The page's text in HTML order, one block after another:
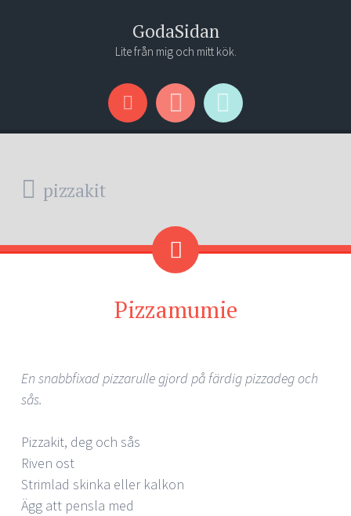
GodaSidan
Lite från mig och mitt kök.
Menu
Widgets
Search
pizzakit
Pizzamumie
En snabbfixad pizzarulle gjord på färdig pizzadeg och
sås.
Pizzakit, deg och sås
Riven ost
Strimlad skinka eller kalkon
Ägg att pensla med